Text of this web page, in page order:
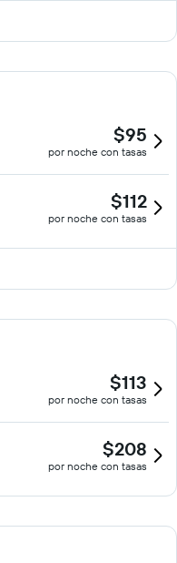
$95
por noche con tasas
$112
por noche con tasas
$113
por noche con tasas
$208
por noche con tasas